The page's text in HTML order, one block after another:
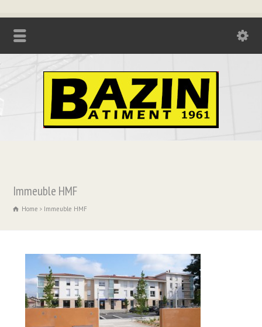
Immeuble HMF
Home Immeuble HMF